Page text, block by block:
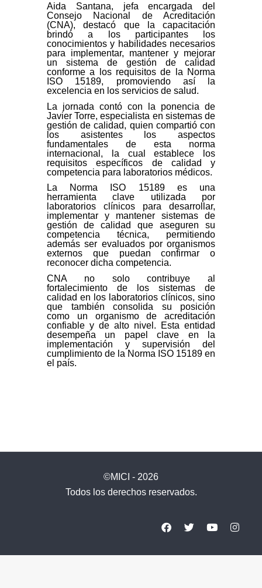
Aida Santana, jefa encargada del
Consejo Nacional de Acreditación
(CNA), destacó que la capacitación
brindó a los participantes los
conocimientos y habilidades necesarios
para implementar, mantener y mejorar
un sistema de gestión de calidad
conforme a los requisitos de la Norma
ISO 15189, promoviendo así la
excelencia en los servicios de salud.
La jornada contó con la ponencia de
Javier Torre, especialista en sistemas de
gestión de calidad, quien compartió con
los asistentes los aspectos
fundamentales de esta norma
internacional, la cual establece los
requisitos específicos de calidad y
competencia para laboratorios médicos.
La Norma ISO 15189 es una
herramienta clave utilizada por
laboratorios clínicos para desarrollar,
implementar y mantener sistemas de
gestión de calidad que aseguren su
competencia técnica, permitiendo
además ser evaluados por organismos
externos que puedan confirmar o
reconocer dicha competencia.
CNA no solo contribuye al
fortalecimiento de los sistemas de
calidad en los laboratorios clínicos, sino
que también consolida su posición
como un organismo de acreditación
confiable y de alto nivel. Esta entidad
desempeña un papel clave en la
implementación y supervisión del
cumplimiento de la Norma ISO 15189 en
el país.
©MICI - 2026
Todos los derechos reservados.